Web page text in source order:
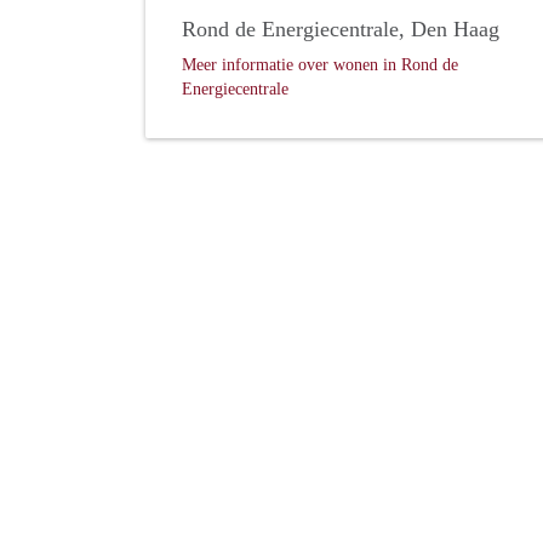
Rond de Energiecentrale, Den Haag
Meer informatie over wonen in Rond de
Energiecentrale